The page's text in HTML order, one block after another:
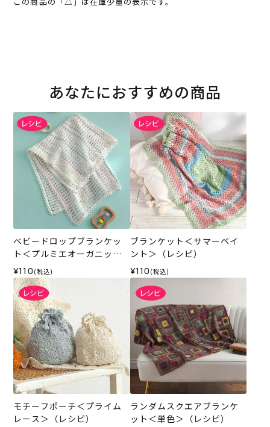
あなたにおすすめの商品
ベビードロップブランケッ
ト＜プルミエオーガニック
コットン＞（レシピ）
¥110 (税込)
ブランケット＜サマーペイ
ント＞（レシピ）
¥110 (税込)
モチーフポーチ＜プライム
レース＞（レシピ）
ランダムスクエアブランケ
ット＜単色＞（レシピ）